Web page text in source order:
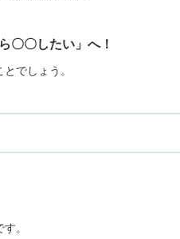
〇〇したい」へ！
でしょう。
。